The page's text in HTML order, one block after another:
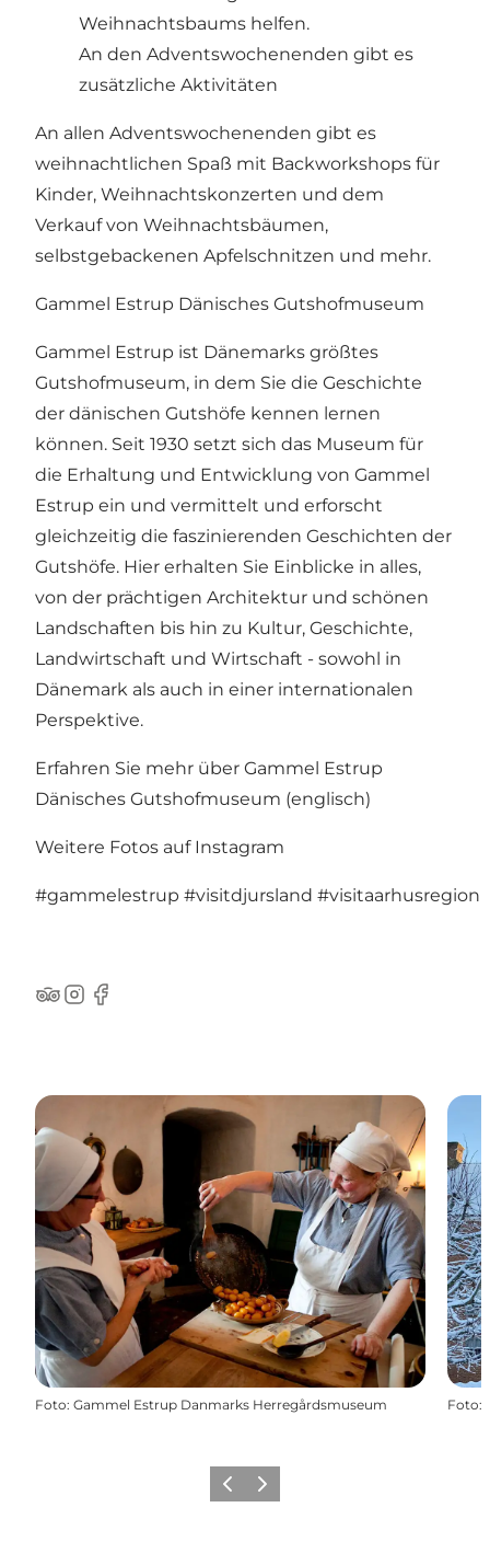
Weihnachtsbaums helfen.
An den Adventswochenenden gibt es
zusätzliche Aktivitäten
An allen Adventswochenenden gibt es
weihnachtlichen Spaß mit Backworkshops für
Kinder, Weihnachtskonzerten und dem
Verkauf von Weihnachtsbäumen,
selbstgebackenen Apfelschnitzen und mehr.
Gammel Estrup Dänisches Gutshofmuseum
Gammel Estrup ist Dänemarks größtes
Gutshofmuseum, in dem Sie die Geschichte
der dänischen Gutshöfe kennen lernen
können. Seit 1930 setzt sich das Museum für
die Erhaltung und Entwicklung von Gammel
Estrup ein und vermittelt und erforscht
gleichzeitig die faszinierenden Geschichten der
Gutshöfe. Hier erhalten Sie Einblicke in alles,
von der prächtigen Architektur und schönen
Landschaften bis hin zu Kultur, Geschichte,
Landwirtschaft und Wirtschaft - sowohl in
Dänemark als auch in einer internationalen
Perspektive.
Erfahren Sie mehr über Gammel Estrup
Dänisches Gutshofmuseum (englisch)
Weitere Fotos auf Instagram
#gammelestrup #visitdjursland #visitaarhusregion
TripAdvisor
Instagram
Facebook
Foto: Gammel Estrup Danmarks Herregårdsmuseum Foto:
ZurückWeiter